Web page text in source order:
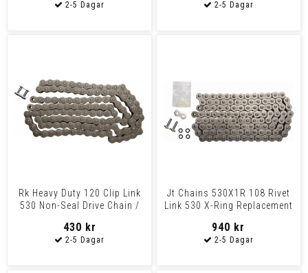
Rk Heavy Duty 120 Clip Link
530 Non-Seal Drive Chain /
430 kr
Jt Chains 530X1R 108 Rivet
Link 530 X-Ring Replacement
940 kr